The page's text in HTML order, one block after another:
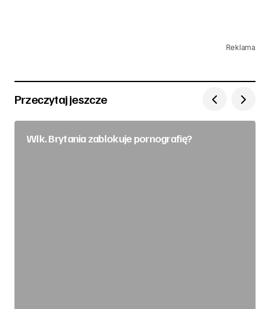
Reklama
Przeczytaj jeszcze
Wlk. Brytania zablokuje pornografię?